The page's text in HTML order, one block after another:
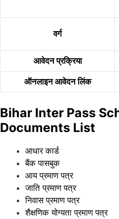
वर्ग
आवेदन प्रक्रिया
ऑनलाइन आवेदन लिंक
Bihar Inter Pass
Documents List
आधार कार्ड
बैंक पासबुक
आय प्रमाण पत्र
जाति प्रमाण पत्र
निवास प्रमाण पत्र
शैक्षणिक योग्यता प्रमाण पत्र